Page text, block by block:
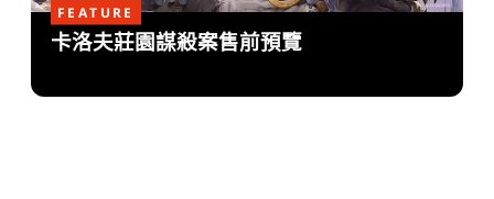
FEATURE
卡洛夫莊園謀殺案售前預覽